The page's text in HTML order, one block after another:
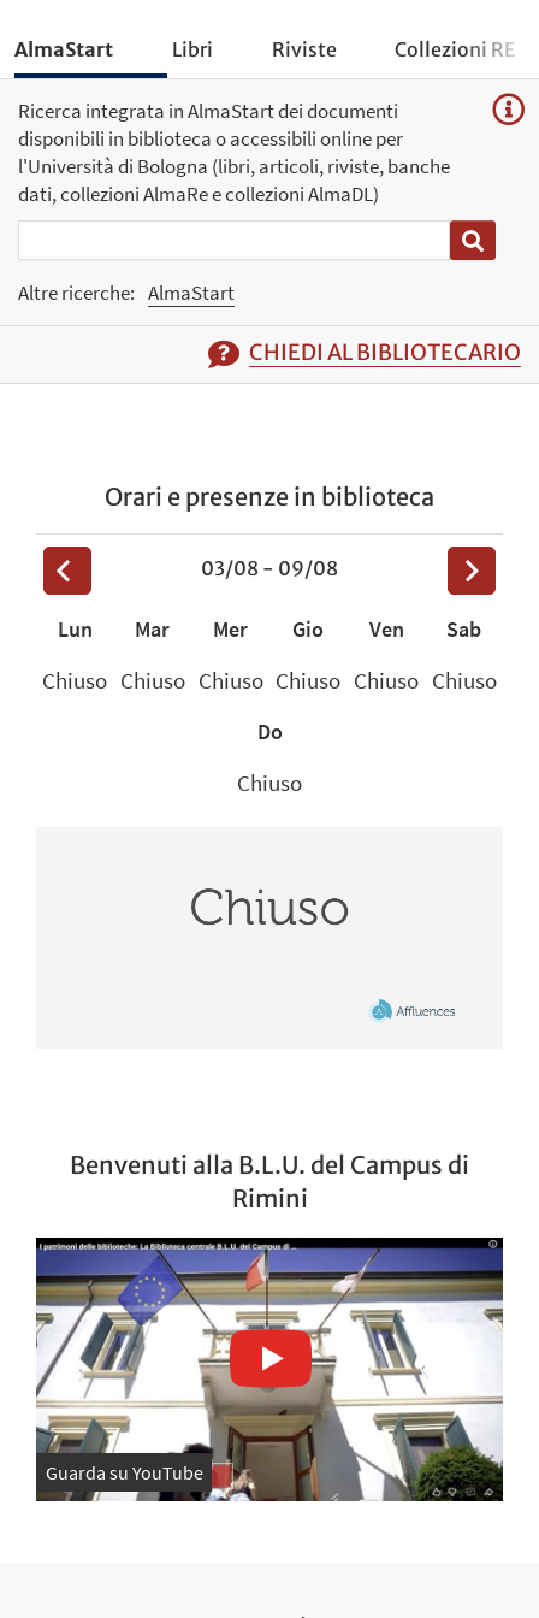
AlmaStart Libri Riviste Collezioni RE
Ricerca integrata in AlmaStart dei documenti
disponibili in biblioteca o accessibili online per
l'Università di Bologna (libri, articoli, riviste, banche
dati, collezioni AlmaRe e collezioni AlmaDL)
Altre ricerche: AlmaStart
CHIEDI AL BIBLIOTECARIO
Orari e presenze in biblioteca
>
< 03/08 - 09/08
Lun
Chiuso
Mar
Chiuso
Mer
Chiuso
Gio
Chiuso
Ven
Chiuso
Sab
Chiuso
Do
Chiuso
Benvenuti alla B.L.U. del Campus di
Rimini
Guarda su YouTube